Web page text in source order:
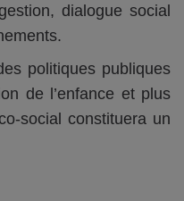
dialogue social
politiques publiques
de l’enfance et plus
social constituera un